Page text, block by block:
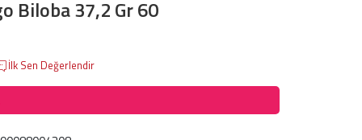
Biloba 37,2 Gr 60
İlk Sen Değerlendir